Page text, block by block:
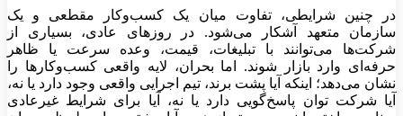
در چنین شرایطی، تفاوت میان یک کسب‌وکار مقطعی و یک
سازمان متعهد آشکار می‌شود. در روزهای عادی، بسیاری از
شرکت‌ها می‌توانند با تبلیغات، قیمت، وعده سرعت یا ظاهر
حرفه‌ای وارد بازار شوند. اما بحران، لایه واقعی کسب‌وکارها را
نشان می‌دهد؛ اینکه آیا پشت برند، تیم اجرایی واقعی وجود دارد یا نه،
آیا شرکت توان پاسخ‌گویی دارد یا نه، آیا برای شرایط غیرعادی